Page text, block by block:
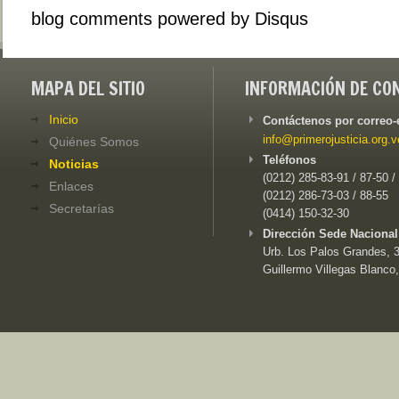
blog comments powered by Disqus
MAPA DEL SITIO
Inicio
Quiénes Somos
Noticias
Enlaces
Secretarías
INFORMACIÓN DE
Contáctenos por
Teléfonos
(0212) 285-83-91 / 87-50 /
(0212) 286-73-03 / 88-55
(0414) 150-32-30
Dirección Sede
Urb. Los Palos Grandes,
Guillermo Villegas